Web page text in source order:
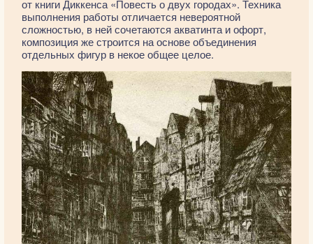
от книги Диккенса «Повесть о двух городах». Техника
выполнения работы отличается невероятной
сложностью, в ней сочетаются акватинта и офорт,
композиция же строится на основе объединения
отдельных фигур в некое общее целое.